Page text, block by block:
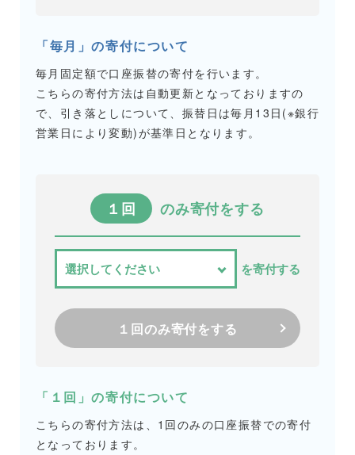
「毎月」の寄付について
毎月固定額で口座振替の寄付を行います。
こちらの寄付方法は自動更新となっておりますの
で、引き落としについて、振替日は毎月13日(※銀行
営業日により変動)が基準日となります。
１回 のみ寄付をする
を寄付する
１回のみ寄付をする
「１回」の寄付について
こちらの寄付方法は、1回のみの口座振替での寄付
となっております。